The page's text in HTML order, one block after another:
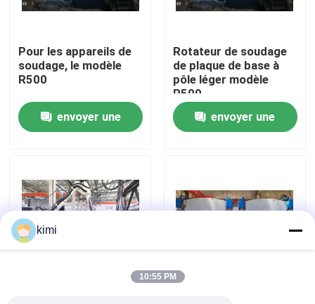
Contrôle de qualité
Nous contacter
Cas
Demander un devis
Pour les appareils de
soudage, le modèle
R500
envoyer une
Rotateur de soudage
de plaque de base à
pôle léger modèle
R500
envoyer une
kimi
10:55 PM